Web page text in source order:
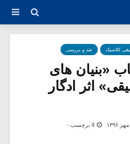
کلاسیک نقد و بررسی
«بنیان های
اثر ادگار
4 برچسب -